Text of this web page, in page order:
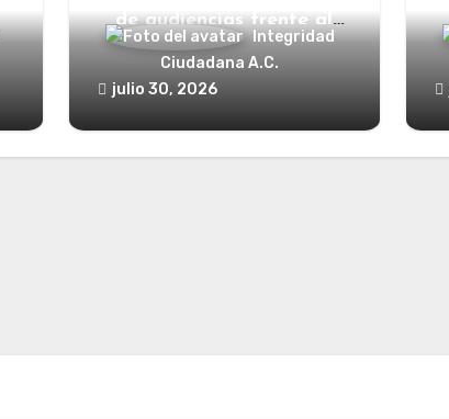
de audiencias frente al
poder?Integridad
Ciudadana A.C.
julio 30, 2026